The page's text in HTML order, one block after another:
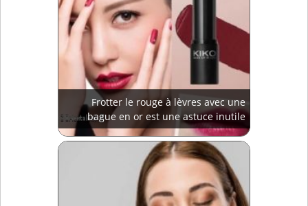
Frotter le rouge à lèvres avec une
bague en or est une astuce inutile